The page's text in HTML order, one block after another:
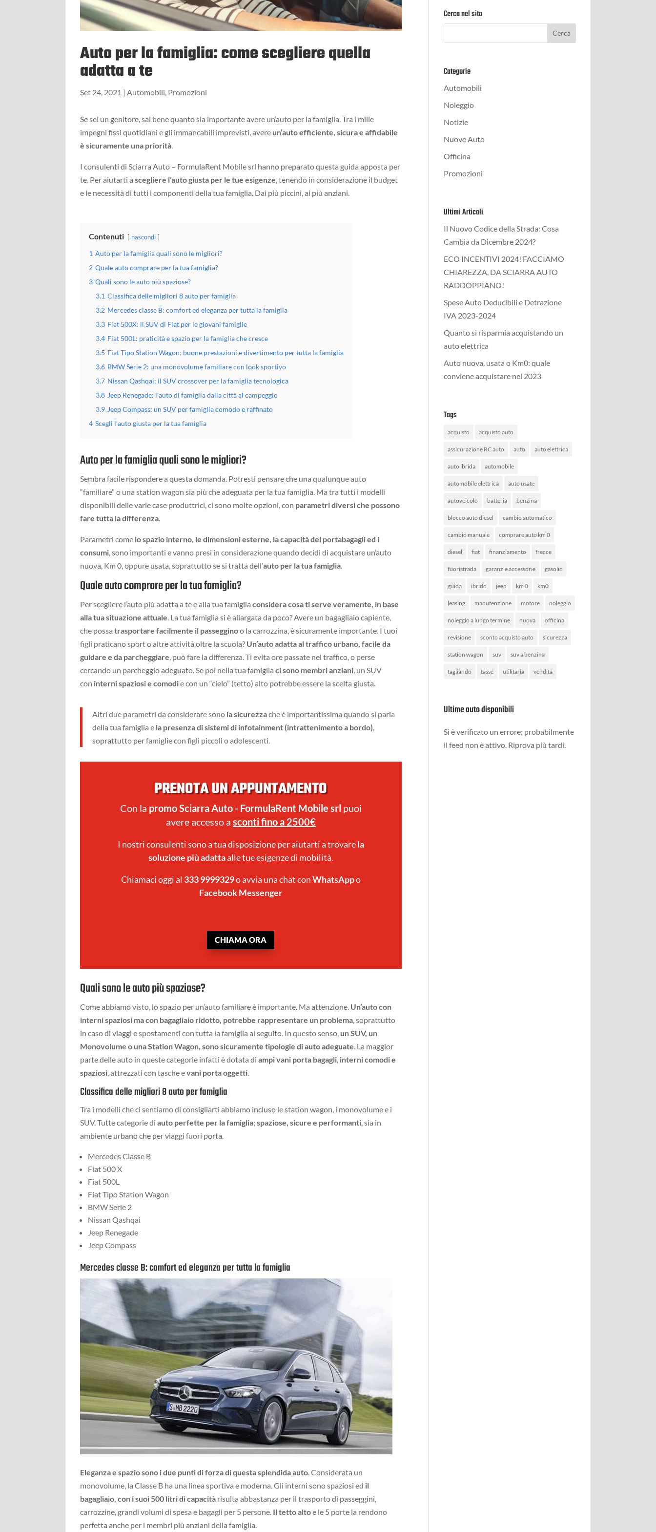
Auto per la famiglia: come scegliere quella
adatta a te
Set 24, 2021 |Automobili, Promozioni
Se sei un genitore, sai bene quanto sia importante avere un’auto per la famiglia. Tra i mille
impegni fissi quotidiani e gli immancabili imprevisti, avere un’auto efficiente, sicura e affidabile
è sicuramente una priorità.
I consulenti di Sciarra Auto – FormulaRent Mobile srl hanno preparato questa guida apposta per
te. Per aiutarti ascegliere l’auto giusta per le tue esigenze, tenendo in considerazione il budget
e le necessità di tutti i componenti della tua famiglia. Dai più piccini, ai più anziani.
Contenuti nascondi
1 Auto per la famiglia quali sono le migliori?
2 Quale auto comprare per la tua famiglia?
3 Quali sono le auto più spaziose?
3.1 Classifica delle migliori 8 auto per famiglia
3.2 Mercedes classe B: comfort ed eleganza per tutta la famiglia
3.3 Fiat 500X: il SUV di Fiat per le giovani famiglie
3.4 Fiat 500L: praticità e spazio per la famiglia che cresce
3.5 Fiat Tipo Station Wagon: buone prestazioni e divertimento per tutta la famiglia
3.6 BMW Serie 2: una monovolume familiare con look sportivo
3.7 Nissan Qashqai: il SUV crossover per la famiglia tecnologica
3.8 Jeep Renegade: l’auto di famiglia dalla città al campeggio
3.9 Jeep Compass: un SUV per famiglia comodo e raffinato
4 Scegli l’auto giusta per la tua famiglia
Auto per la famiglia quali sono le migliori?
Sembra facile rispondere a questa domanda. Potresti pensare che una qualunque auto
“familiare” o una station wagon sia più che adeguata per la tua famiglia. Ma tra tutti i modelli
disponibili delle varie case produttrici, ci sono molte opzioni, con parametri diversi che possono
fare tutta la differenza.
Parametri come lo spazio interno, le dimensioni esterne, la capacità del portabagagli ed i
consumi, sono importanti e vanno presi in considerazione quando decidi di acquistare un’auto
nuova, Km 0, oppure usata, soprattutto se si tratta dell’auto per la tua famiglia.
Quale auto comprare per la tua famiglia?
Per scegliere l’auto più adatta a te e alla tua famigliaconsidera cosa ti serve veramente, in base
alla tua situazione attuale. La tua famiglia si è allargata da poco? Avere un bagagliaio capiente,
che possatrasportare facilmente il passegginoo la carrozzina, è sicuramente importante. I tuoi
figli praticano sport o altre attività oltre la scuola? Un’auto adatta al traffico urbano, facile da
guidare e da parcheggiare, può fare la differenza. Ti evita ore passate nel traffico, o perse
cercando un parcheggio adeguato. Se poi nella tua famigliaci sono membri anziani, un SUV
con interni spaziosi e comodie con un “cielo” (tetto) alto potrebbe essere la scelta giusta.
Altri due parametri da considerare sono la sicurezzache è importantissima quando si parla
della tua famiglia e la presenza di sistemi di infotainment (intrattenimento a bordo),
soprattutto per famiglie con figli piccoli o adolescenti.
PRENOTA UN APPUNTAMENTO
Con la promo Sciarra Auto - FormulaRent Mobile srl puoi
avere accesso a sconti fino a 2500€
I nostri consulenti sono a tua disposizione per aiutarti a trovarela
soluzione più adattaalle tue esigenze di mobilità.
Chiamaci oggi al 333 9999329o avvia una chat conWhatsAppo
Facebook Messenger
CHIAMA ORA
Quali sono le auto più spaziose?
Come abbiamo visto, lo spazio per un’auto familiare è importante. Ma attenzione. Un’auto con
interni spaziosi ma con bagagliaio ridotto, potrebbe rappresentare un problema , soprattutto
in caso di viaggi e spostamenti con tutta la famiglia al seguito. In questo senso, un SUV, un
Monovolume o una Station Wagon, sono sicuramente tipologie di auto adeguate . La maggior
parte delle auto in queste categorie infatti è dotata diampi vani porta bagagli interni comodi e
spaziosi , attrezzati con tasche evani porta oggetti
Classifica delle migliori 8 auto per famiglia
Tra i modelli che ci sentiamo di consigliarti abbiamo incluso le station wagon, i monovolume e i
SUV. Tutte categorie diauto perfette per la famiglia; spaziose, sicure e performanti , sia in
ambiente urbano che per viaggi fuori porta.
Mercedes Classe B
Fiat 500 X
Fiat 500L
Fiat Tipo Station Wagon
BMW Serie 2
Nissan Qashqai
Jeep Renegade
Jeep Compass
Mercedes classe B: comfort ed eleganza per tutta la famiglia
Eleganza e spazio sono i due punti di forza di questa splendida auto . Considerata un
monovolume, la Classe B ha una linea sportiva e moderna. Gli interni sono spaziosi ed il
bagagliaio, con i suoi 500 litri di capacità risulta abbastanza per il trasporto di passeggini,
carrozzine, grandi volumi di spesa e bagagli per 5 persone. Il tetto altoe le 5 porte la rendono
perfetta anche per i membri più anziani della famiglia.
Cerca nel sito
Categorie
Automobili
Noleggio
Notizie
Nuove Auto
Officina
Promozioni
Ultimi Articoli
Il Nuovo Codice della Strada: Cosa
Cambia da Dicembre 2024?
ECO INCENTIVI 2024! FACCIAMO
CHIAREZZA, DA SCIARRA AUTO
RADDOPPIANO!
Spese Auto Deducibili e Detrazione
IVA 2023-2024
Quanto si risparmia acquistando un
auto elettrica
Auto nuova, usata o Km0: quale
conviene acquistare nel 2023
Tags
acquisto acquisto auto
assicurazione RC auto auto auto elettrica
auto ibrida automobile
automobile elettrica auto usate
autoveicolo batteria benzina
blocco auto diesel cambio automatico
cambio manuale comprare auto km 0
diesel fiat finanziamento frecce
fuoristrada garanzie accessorie gasolio
guida ibrido jeep km 0 km0
leasing manutenzione motore noleggio
noleggio a lungo termine nuova officina
revisione sconto acquisto auto sicurezza
station wagon suv suv a benzina
tagliando tasse utilitaria vendita
Ultime auto disponibili
Si è verificato un errore; probabilmente
il feed non è attivo. Riprova più tardi.